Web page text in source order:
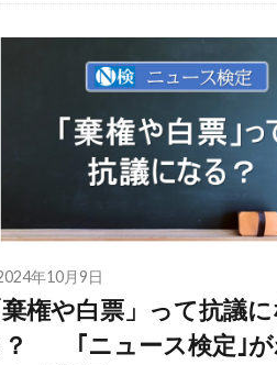
年10月9日
棄権や白票」って抗議
？ ｢ニュース検定｣が